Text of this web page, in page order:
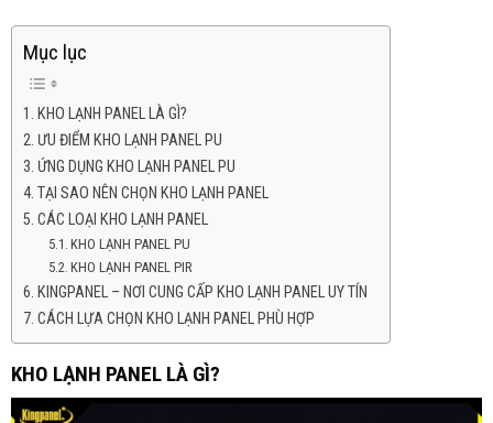
Mục lục
KHO LẠNH PANEL LÀ GÌ?
ƯU ĐIỂM KHO LẠNH PANEL PU
ỨNG DỤNG KHO LẠNH PANEL PU
TẠI SAO NÊN CHỌN KHO LẠNH PANEL
CÁC LOẠI KHO LẠNH PANEL
KHO LẠNH PANEL PU
KHO LẠNH PANEL PIR
KINGPANEL – NƠI CUNG CẤP KHO LẠNH PANEL UY TÍN
CÁCH LỰA CHỌN KHO LẠNH PANEL PHÙ HỢP
KHO LẠNH PANEL LÀ GÌ?